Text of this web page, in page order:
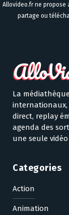
Allovideo.fr ne propose
partage ou
La
internationaux,
direct, replay
agenda des
une seule vidéo
Categories
Action
Animation